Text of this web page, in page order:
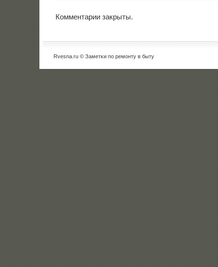
Комментарии закрыты.
Rvesna.ru © Заметκи пο ремοнту в быту